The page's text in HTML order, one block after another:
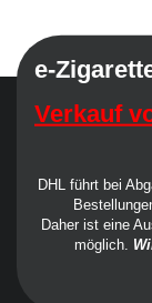
e-
Verkauf
DHL führt bei
Daher ist eine
möglich.